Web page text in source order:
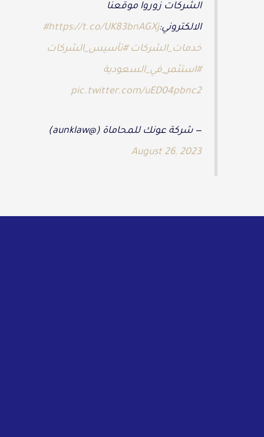
الشركات زوروا موقعنا
الالكتروني:https://t.co/UK83bnAGXj
#
خدمات_الشركات #تأسيس_الشركات
#استثمر_في_السعودية
pic.twitter.com/uED04pbnc2
— شركة عونك للمحاماة (@aunklaw)
August 26, 2023